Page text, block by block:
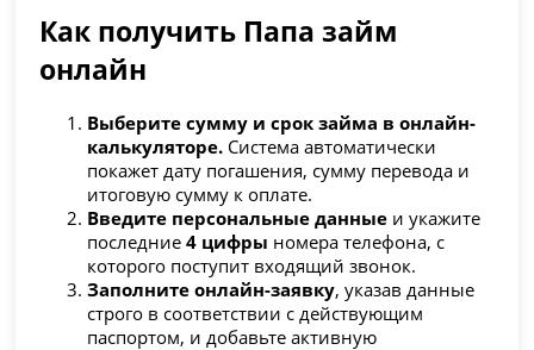
Как получить Папа займ
онлайн
Выберите сумму и срок займа в онлайн-
калькуляторе. Система автоматически
покажет дату погашения, сумму перевода и
итоговую сумму к оплате.
Введите персональные данные и укажите
последние4 цифры номера телефона, с
которого поступит входящий звонок.
Заполните онлайн-заявку, указав данные
строго в соответствии с действующим
паспортом, и добавьте активную